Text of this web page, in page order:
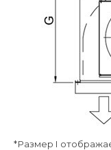
*Размер I